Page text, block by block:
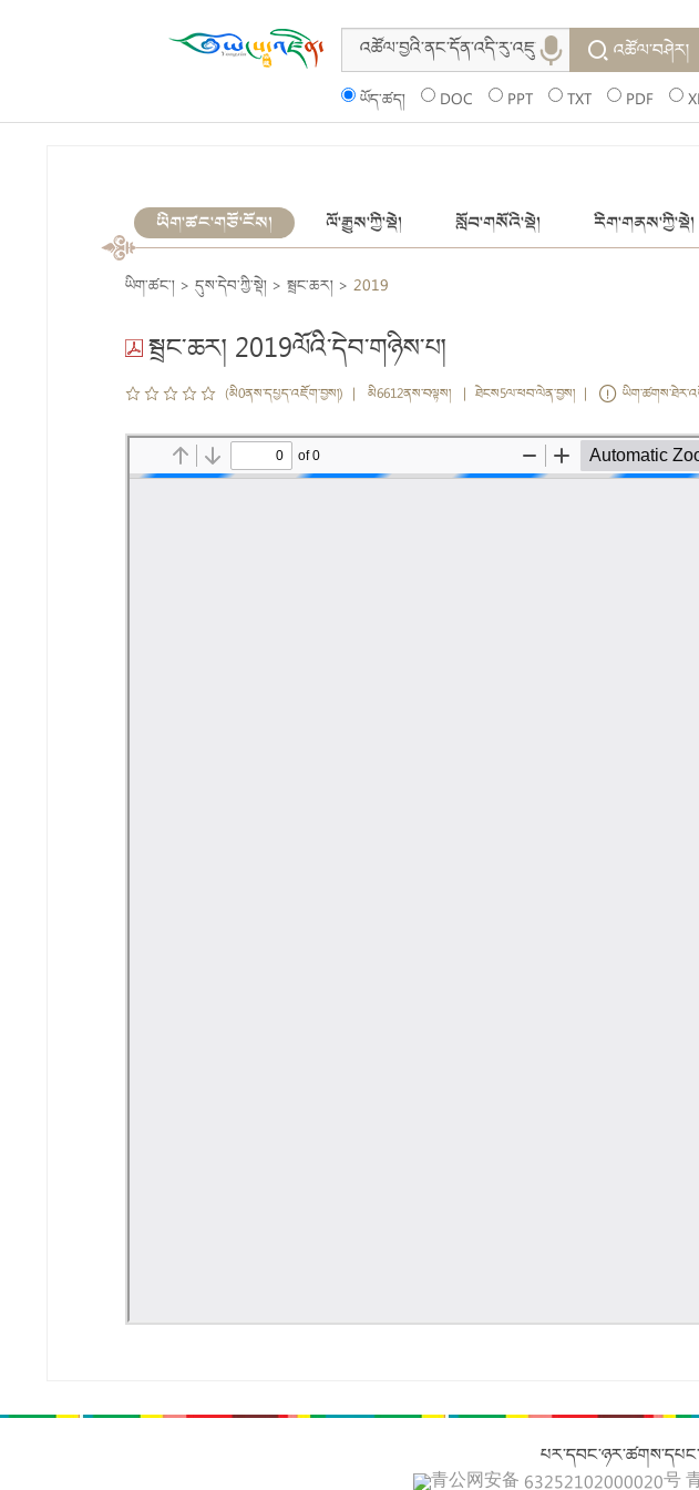
འཚོལ་བཤེར།
ཡོད་ཚད། DOC PPT TXT PDF
ཡིག་ཚང་གཙོ་ངོས། ལོ་རྒྱུས་ཀྱི་སྡེ། སློབ་གསོའི་སྡེ། རིག་གནས་ཀྱི་སྡེ།
ཡིག་ཚང་། > དུས་དེབ་ཀྱི་སྡེ། > སྦྲང་ཆར། > 2019
སྦྲང་ཆར། 2019ལོའི་དེབ་གཉིས་པ།
(མི0ནས་དཔྱད་འཇོག་བྱས།) | མི6612ནས་བལྟས། | ཐེངས5ལ་ཕབ་ལེན་བྱས། |